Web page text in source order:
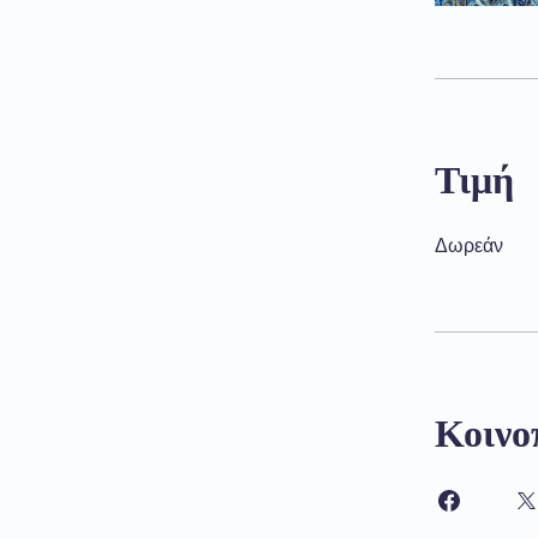
Τιμή
Δωρεάν